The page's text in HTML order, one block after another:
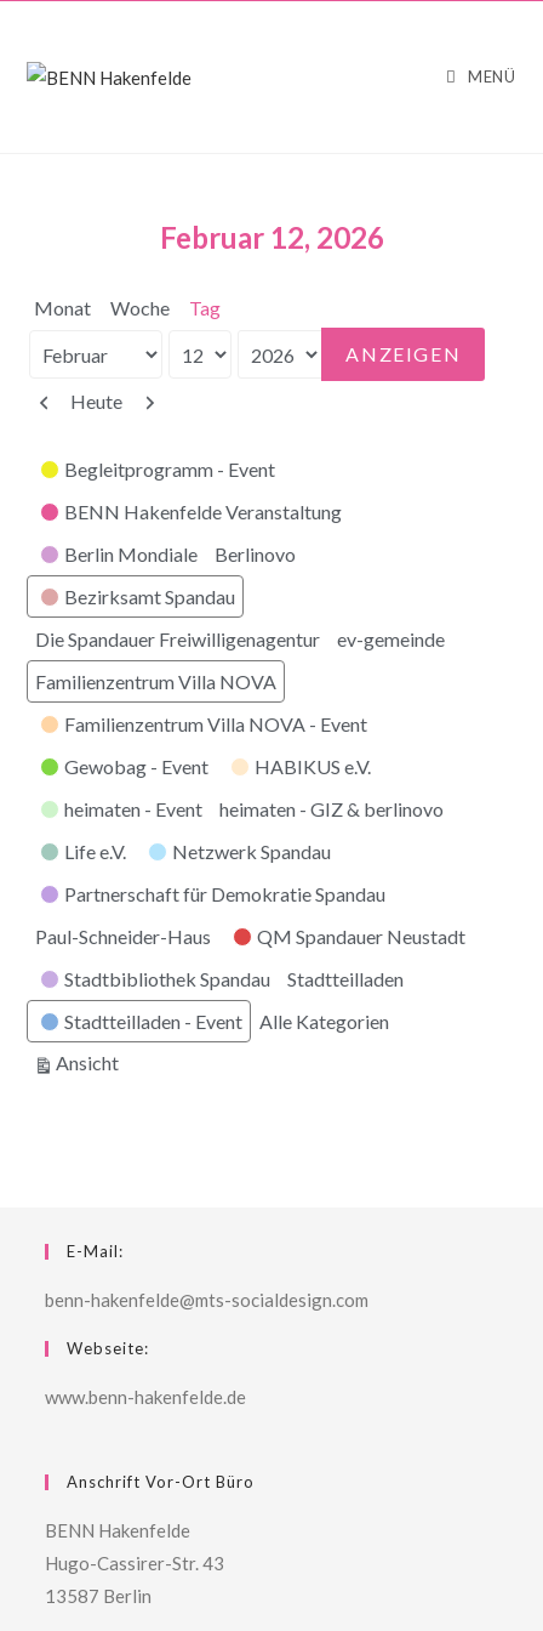
MENÜ
Februar 12, 2026
Monat Woche Tag
Monat
Tag
Jahr
Zurück
Heute Weiter
Kategorien
Begleitprogramm - Event
BENN Hakenfelde Veranstaltung
Berlin Mondiale
Berlinovo
Bezirksamt Spandau
Die Spandauer Freiwilligenagentur
ev-gemeinde
Familienzentrum Villa NOVA
Familienzentrum Villa NOVA - Event
Gewobag - Event
HABIKUS e.V.
heimaten - Event
heimaten - GIZ & berlinovo
Life e.V.
Netzwerk Spandau
Partnerschaft für Demokratie Spandau
Paul-Schneider-Haus
QM Spandauer Neustadt
Stadtbibliothek Spandau
Stadtteilladen
Stadtteilladen - Event
Alle Kategorien
Ansichtausdrucken
E-Mail:
benn-hakenfelde@mts-socialdesign.com
Webseite:
www.benn-hakenfelde.de
Anschrift Vor-Ort Büro
BENN Hakenfelde
Hugo-Cassirer-Str. 43
13587 Berlin